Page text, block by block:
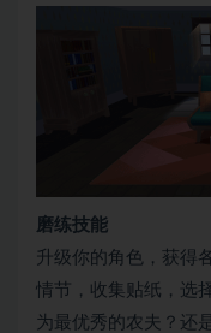
磨练技能
升级你的角色，获得
情节，收集贴纸，选
为最优秀的农夫？还